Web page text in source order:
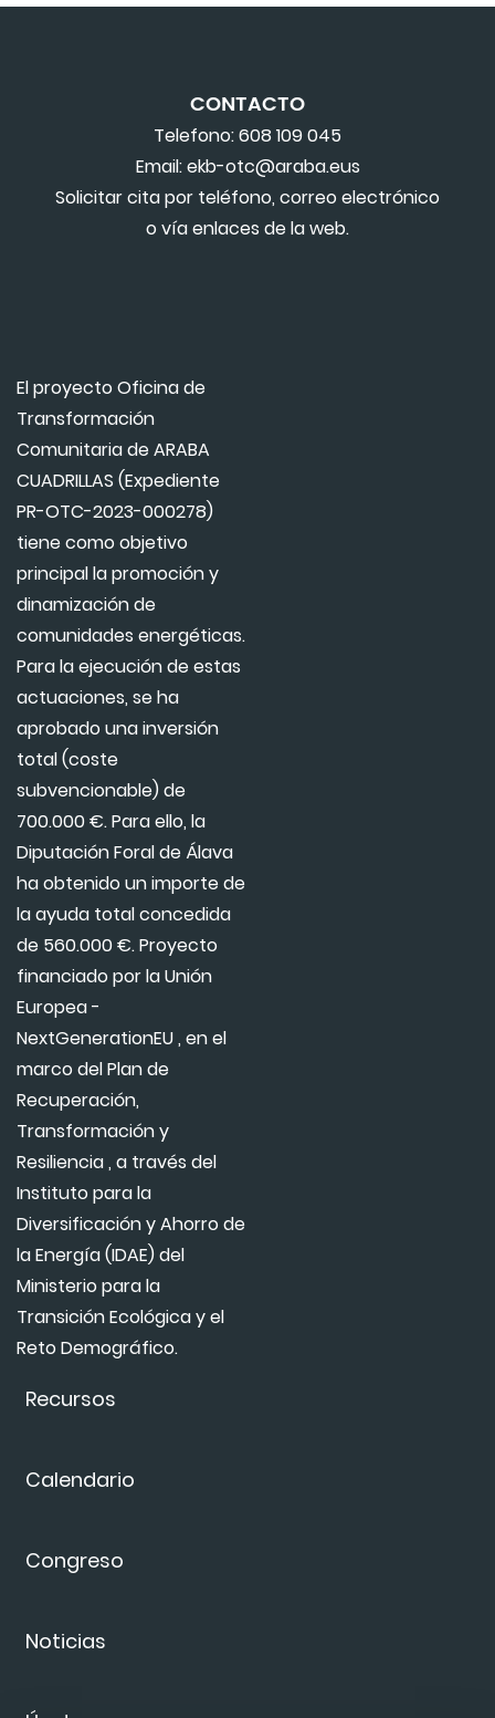
Recursos
Calendario
Congreso
Noticias
CONTACTO
Telefono: 608 109 045
Email: ekb-otc@araba.eus
Solicitar cita por teléfono, correo electrónico
o vía enlaces de la web.
El proyecto Oficina de
Transformación
Comunitaria de ARABA
CUADRILLAS (Expediente
PR-OTC-2023-000278)
tiene como objetivo
principal la promoción y
dinamización de
comunidades energéticas.
Para la ejecución de estas
actuaciones, se ha
aprobado una inversión
total (coste
subvencionable) de
700.000 €. Para ello, la
Diputación Foral de Álava
ha obtenido un importe de
la ayuda total concedida
de 560.000 €. Proyecto
financiado por la Unión
Europea -
NextGenerationEU , en el
marco del Plan de
Recuperación,
Transformación y
Resiliencia , a través del
Instituto para la
Diversificación y Ahorro de
la Energía (IDAE) del
Ministerio para la
Transición Ecológica y el
Reto Demográfico.